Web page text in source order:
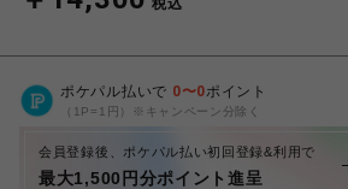
税込
ポケパル払いで 0〜0ポイント
（1P=1円）※キャンペーン分除く
会員登録後、ポケパル払い初回登録&利用で
最大1,500円分ポイント進呈